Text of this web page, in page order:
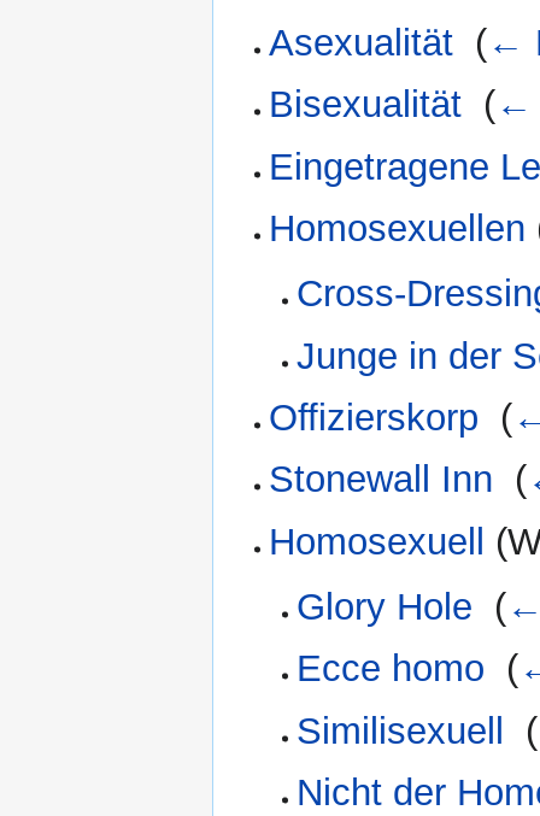
Asexualität (←
Bisexualität (←
Eingetragene
Homosexuellen
Cross-
Junge in der
Offizierskorp (
Stonewall Inn (
Homosexuell
Glory Hole (←
Ecce homo (
Similisexuell
(
Nicht der